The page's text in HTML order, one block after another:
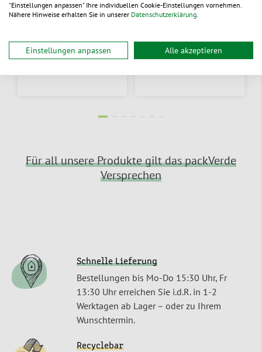
399 mm 499 mm
Für all unsere Produkte gilt das packVerde
Versprechen
Schnelle Lieferung
Bestellungen bis Mo-Do 15:30 Uhr, Fr
13:30 Uhr erreichen Sie i.d.R. in 1-2
Werktagen ab Lager – oder zu Ihrem
Wunschtermin.
Recyclebar
"Einstellungen anpassen" Ihre individuellen Cookie-Einstellungen vornehmen.
Nähere Hinweise erhalten Sie in unserer Datenschutzerklärung.
Einstellungen anpassen Alle akzeptieren